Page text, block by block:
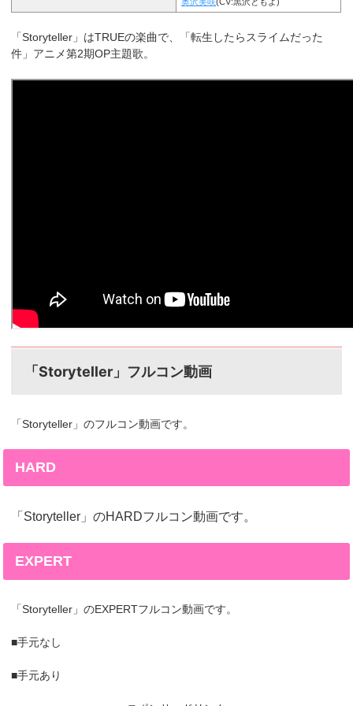
「Storyteller」はTRUEの楽曲で、「転生したらスライムだった
件」アニメ第2期OP主題歌。
「Storyteller」フルコン動画
「Storyteller」のフルコン動画です。
HARD
「Storyteller」のHARDフルコン動画です。
EXPERT
「Storyteller」のEXPERTフルコン動画です。
■手元なし
■手元あり